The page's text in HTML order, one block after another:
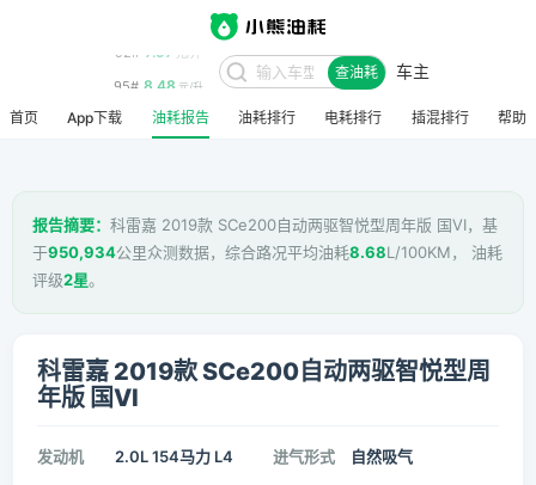
查油耗 车主
首页 App下载 油耗报告 油耗排行 电耗排行 插混排行 帮助
报告摘要： 科雷嘉 2019款 SCe200自动两驱智悦型周年版 国VI，基
于950,934公里众测数据，综合路况平均油耗8.68L/100KM， 油耗
评级2星。
科雷嘉 2019款 SCe200自动两驱智悦型周
年版 国VI
发动机 2.0L 154马力 L4 进气形式 自然吸气